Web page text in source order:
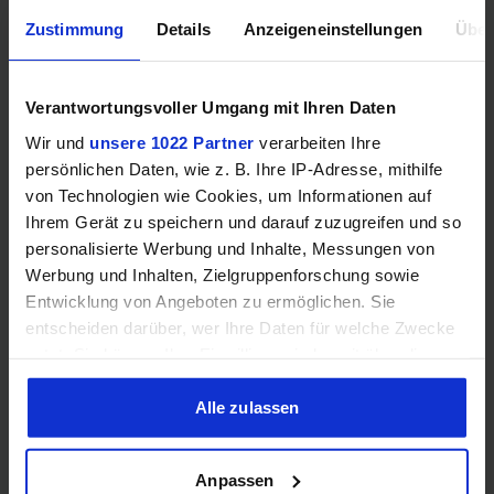
Zustimmung Details Anzeigeneinstellungen
Verantwortungsvoller Umgang mit Ihren Daten
Wir und unsere 1022 Partner verarbeiten Ihre
persönlichen Daten, wie z. B. Ihre IP-Adresse, mithilfe
von Technologien wie Cookies, um Informationen auf
Ihrem Gerät zu speichern und darauf zuzugreifen und so
personalisierte Werbung und Inhalte, Messungen von
Werbung und Inhalten, Zielgruppenforschung sowie
Entwicklung von Angeboten zu ermöglichen. Sie
entscheiden darüber, wer Ihre Daten für welche Zwecke
Cookie-Erklärung oder durch Klicken auf das Privacy
Trigger Symbol ändern oder widerrufen
Informationen über Ihre geografische Lage erfassen,
Alle zulassen
Anpassen
ASUS Prime GeForce RTX 5070 Ti OC
Chiptakt:2527MHz•Länge:30.4cm
Preisvergleich 1.145,00
MSI GeForce RTX 5070 Ti 16G MLG Edition OC
ab1.150,00€•Speicher:16GBGDDR7•
Chiptakt:2580MHz•Länge:33.8 cm
Preisvergleich 1.150,00€
GIGABYTE AORUS GeForce RTX 5070 Ti Master
MHz •Länge:36cm
Preisvergleich 1.159,00€